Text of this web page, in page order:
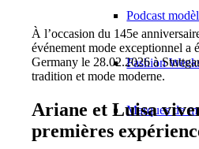
Podcast
Fashion
Marques de
À l’occasion du 145e
événement mode exceptionnel a
Germany le 28.02.2026 à
tradition et mode moderne.
Ariane et Luisa
premières